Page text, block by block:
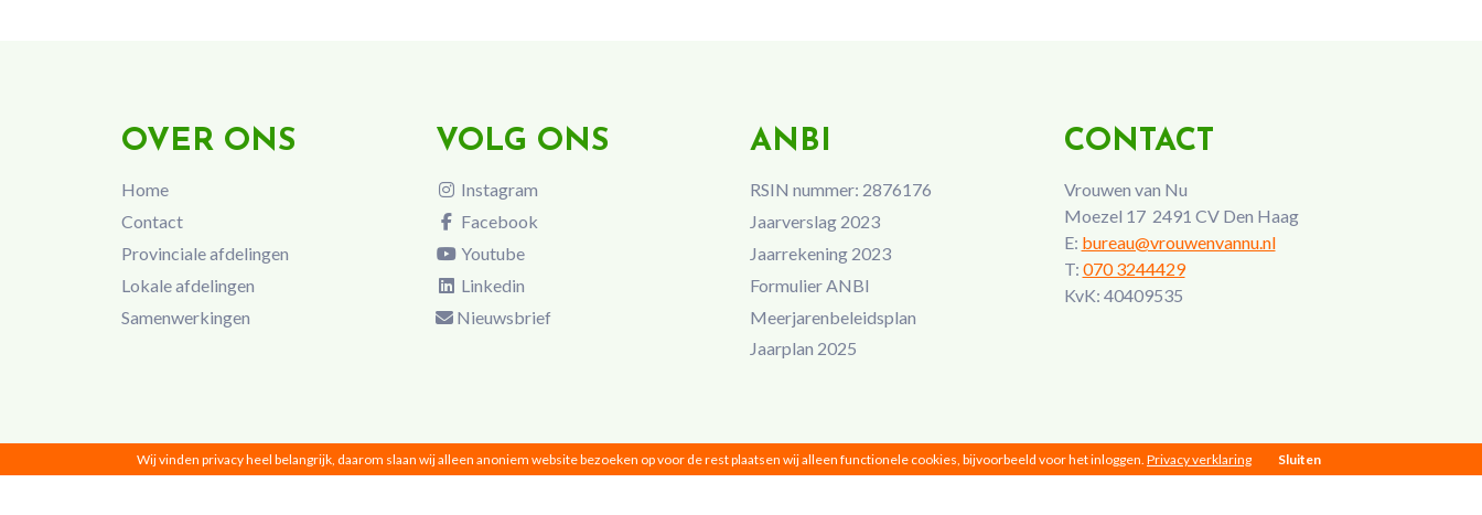
OVER ONS
Home
Contact
Provinciale afdelingen
Lokale afdelingen
Samenwerkingen
VOLG ONS
Instagram
Facebook
Youtube
Linkedin
Nieuwsbrief
ANBI
RSIN nummer: 2876176
Jaarverslag 2023
Jaarrekening 2023
Formulier ANBI
Meerjarenbeleidsplan
Jaarplan 2025
CONTACT
Vrouwen van Nu
Moezel 17 2491 CV Den Haag
E: bureau@vrouwenvannu.nl
T: 070 3244429
KvK: 40409535
Wij vinden privacy heel belangrijk, daarom slaan wij alleen anoniem website bezoeken op voor de rest plaatsen wij alleen functionele cookies, bijvoorbeeld voor het inloggen. Privacy verklaring Sluiten